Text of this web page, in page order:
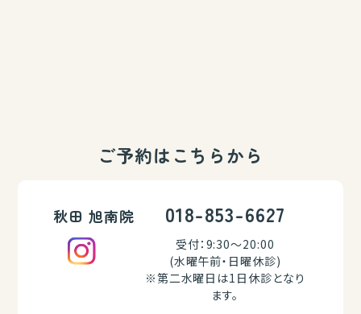
ご予約はこちらから
秋田 旭南院 018-853-6627
受付：9:30～20:00
(水曜午前・日曜休診)
※第二水曜日は1日休診となり
ます。